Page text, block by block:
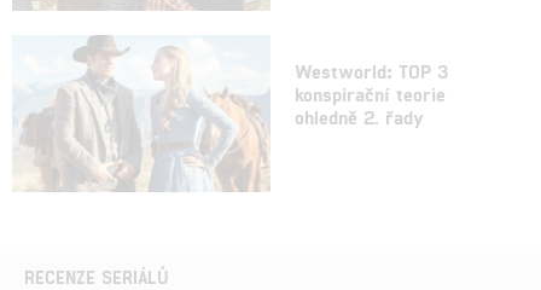
Westworld: TOP 3
konspirační teorie
ohledně 2. řady
RECENZE SERIÁLŮ